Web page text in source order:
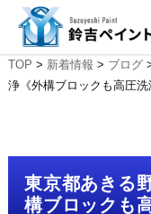
TOP > 新着情報 > ブログ
浄《外構ブロックも高圧洗
東京都あきる
構ブロックも